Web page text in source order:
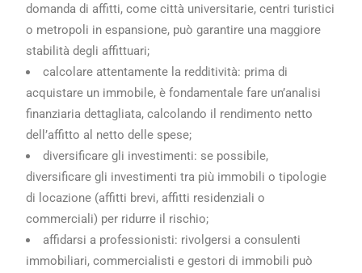
domanda di affitti, come città universitarie, centri turistici
o metropoli in espansione, può garantire una maggiore
stabilità degli affittuari;
calcolare attentamente la redditività: prima di
acquistare un immobile, è fondamentale fare un’analisi
finanziaria dettagliata, calcolando il rendimento netto
dell’affitto al netto delle spese;
diversificare gli investimenti: se possibile,
diversificare gli investimenti tra più immobili o tipologie
di locazione (affitti brevi, affitti residenziali o
commerciali) per ridurre il rischio;
affidarsi a professionisti: rivolgersi a consulenti
immobiliari, commercialisti e gestori di immobili può